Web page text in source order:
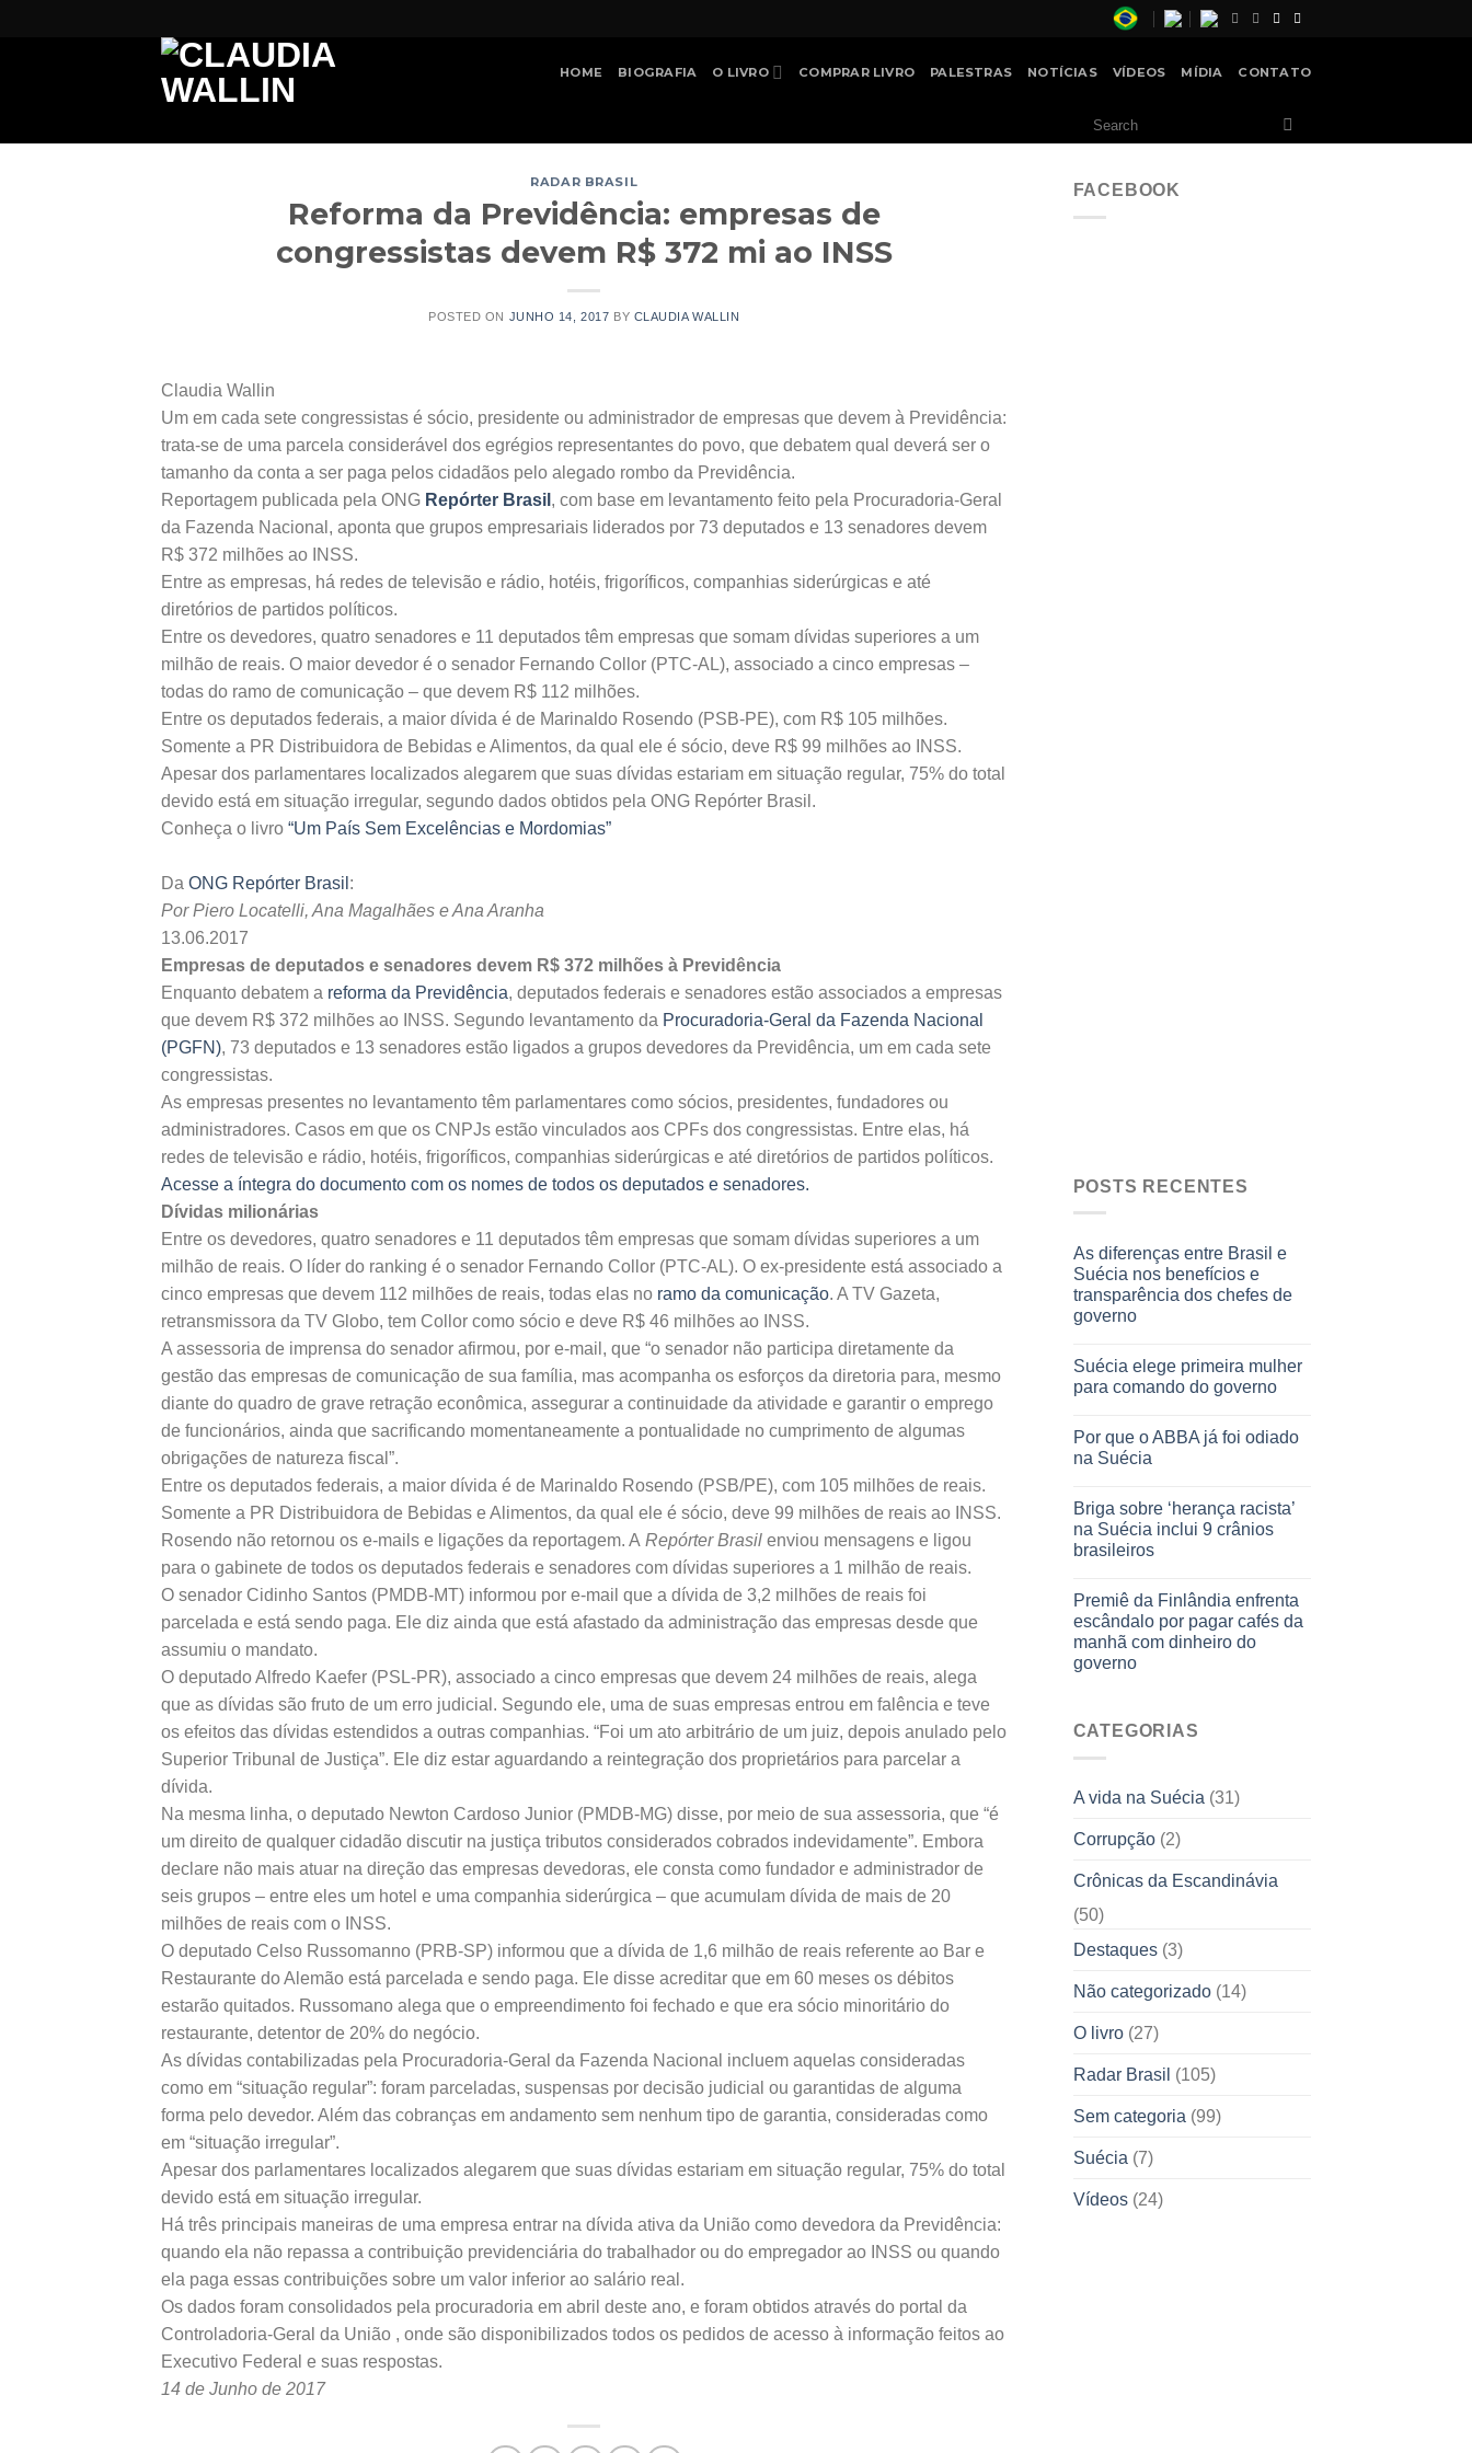
HOME BIOGRAFIA O LIVRO COMPRAR LIVRO PALESTRAS NOTÍCIAS VÍDEOS MÍDIA CONTATO
RADAR BRASIL
Reforma da Previdência: empresas de
congressistas devem R$ 372 mi ao INSS
POSTED ON JUNHO 14, 2017 BY CLAUDIA WALLIN
Claudia Wallin
Um em cada sete congressistas é sócio, presidente ou administrador de empresas que devem à Previdência:
trata-se de uma parcela considerável dos egrégios representantes do povo, que debatem qual deverá ser o
tamanho da conta a ser paga pelos cidadãos pelo alegado rombo da Previdência.
Reportagem publicada pela ONG Repórter Brasil , com base em levantamento feito pela Procuradoria-Geral
da Fazenda Nacional, aponta que grupos empresariais liderados por 73 deputados e 13 senadores devem
R$ 372 milhões ao INSS.
Entre as empresas, há redes de televisão e rádio, hotéis, frigoríficos, companhias siderúrgicas e até
diretórios de partidos políticos.
Entre os devedores, quatro senadores e 11 deputados têm empresas que somam dívidas superiores a um
milhão de reais. O maior devedor é o senador Fernando Collor (PTC-AL), associado a cinco empresas –
todas do ramo de comunicação – que devem R$ 112 milhões.
Entre os deputados federais, a maior dívida é de Marinaldo Rosendo (PSB-PE), com R$ 105 milhões.
Somente a PR Distribuidora de Bebidas e Alimentos, da qual ele é sócio, deve R$ 99 milhões ao INSS.
Apesar dos parlamentares localizados alegarem que suas dívidas estariam em situação regular, 75% do total
devido está em situação irregular, segundo dados obtidos pela ONG Repórter Brasil.
Conheça o livro “Um País Sem Excelências e Mordomias”
Da ONG Repórter Brasil :
Por Piero Locatelli, Ana Magalhães e Ana Aranha
13.06.2017
Empresas de deputados e senadores devem R$ 372 milhões à Previdência
Enquanto debatem a reforma da Previdência, deputados federais e senadores estão associados a empresas
que devem R$ 372 milhões ao INSS. Segundo levantamento da Procuradoria-Geral da Fazenda Nacional
(PGFN), 73 deputados e 13 senadores estão ligados a grupos devedores da Previdência, um em cada sete
congressistas.
As empresas presentes no levantamento têm parlamentares como sócios, presidentes, fundadores ou
administradores. Casos em que os CNPJs estão vinculados aos CPFs dos congressistas. Entre elas, há
redes de televisão e rádio, hotéis, frigoríficos, companhias siderúrgicas e até diretórios de partidos políticos.
Acesse a íntegra do documento com os nomes de todos os deputados e senadores.
Dívidas milionárias
Entre os devedores, quatro senadores e 11 deputados têm empresas que somam dívidas superiores a um
milhão de reais. O líder do ranking é o senador Fernando Collor (PTC-AL). O ex-presidente está associado a
cinco empresas que devem 112 milhões de reais, todas elas no ramo da comunicação. A TV Gazeta,
retransmissora da TV Globo, tem Collor como sócio e deve R$ 46 milhões ao INSS.
A assessoria de imprensa do senador afirmou, por e-mail, que “o senador não participa diretamente da
gestão das empresas de comunicação de sua família, mas acompanha os esforços da diretoria para, mesmo
diante do quadro de grave retração econômica, assegurar a continuidade da atividade e garantir o emprego
de funcionários, ainda que sacrificando momentaneamente a pontualidade no cumprimento de algumas
obrigações de natureza fiscal”.
Entre os deputados federais, a maior dívida é de Marinaldo Rosendo (PSB/PE), com 105 milhões de reais.
Somente a PR Distribuidora de Bebidas e Alimentos, da qual ele é sócio, deve 99 milhões de reais ao INSS.
Rosendo não retornou os e-mails e ligações da reportagem. A Repórter Brasil enviou mensagens e ligou
para o gabinete de todos os deputados federais e senadores com dívidas superiores a 1 milhão de reais.
O senador Cidinho Santos (PMDB-MT) informou por e-mail que a dívida de 3,2 milhões de reais foi
parcelada e está sendo paga. Ele diz ainda que está afastado da administração das empresas desde que
assumiu o mandato.
O deputado Alfredo Kaefer (PSL-PR), associado a cinco empresas que devem 24 milhões de reais, alega
que as dívidas são fruto de um erro judicial. Segundo ele, uma de suas empresas entrou em falência e teve
os efeitos das dívidas estendidos a outras companhias. “Foi um ato arbitrário de um juiz, depois anulado pelo
Superior Tribunal de Justiça”. Ele diz estar aguardando a reintegração dos proprietários para parcelar a
dívida.
Na mesma linha, o deputado Newton Cardoso Junior (PMDB-MG) disse, por meio de sua assessoria, que “é
um direito de qualquer cidadão discutir na justiça tributos considerados cobrados indevidamente”. Embora
declare não mais atuar na direção das empresas devedoras, ele consta como fundador e administrador de
seis grupos – entre eles um hotel e uma companhia siderúrgica – que acumulam dívida de mais de 20
milhões de reais com o INSS.
O deputado Celso Russomanno (PRB-SP) informou que a dívida de 1,6 milhão de reais referente ao Bar e
Restaurante do Alemão está parcelada e sendo paga. Ele disse acreditar que em 60 meses os débitos
estarão quitados. Russomano alega que o empreendimento foi fechado e que era sócio minoritário do
restaurante, detentor de 20% do negócio.
As dívidas contabilizadas pela Procuradoria-Geral da Fazenda Nacional incluem aquelas consideradas
como em “situação regular”: foram parceladas, suspensas por decisão judicial ou garantidas de alguma
forma pelo devedor. Além das cobranças em andamento sem nenhum tipo de garantia, consideradas como
em “situação irregular”.
Apesar dos parlamentares localizados alegarem que suas dívidas estariam em situação regular, 75% do total
devido está em situação irregular.
Há três principais maneiras de uma empresa entrar na dívida ativa da União como devedora da Previdência:
quando ela não repassa a contribuição previdenciária do trabalhador ou do empregador ao INSS ou quando
ela paga essas contribuições sobre um valor inferior ao salário real.
Os dados foram consolidados pela procuradoria em abril deste ano, e foram obtidos através do portal da
Controladoria-Geral da União , onde são disponibilizados todos os pedidos de acesso à informação feitos ao
Executivo Federal e suas respostas.
14 de Junho de 2017
FACEBOOK
POSTS RECENTES
As diferenças entre Brasil e
Suécia nos benefícios e
transparência dos chefes de
governo
Suécia elege primeira mulher
para comando do governo
Por que o ABBA já foi odiado
na Suécia
Briga sobre ‘herança racista’
na Suécia inclui 9 crânios
brasileiros
Premiê da Finlândia enfrenta
escândalo por pagar cafés da
manhã com dinheiro do
governo
CATEGORIAS
A vida na Suécia (31)
Corrupção(2)
Crônicas da Escandinávia
(50)
Destaques(3)
Não categorizado(14)
O livro(27)
Radar Brasil (105)
Sem categoria (99)
Suécia (7)
Vídeos(24)